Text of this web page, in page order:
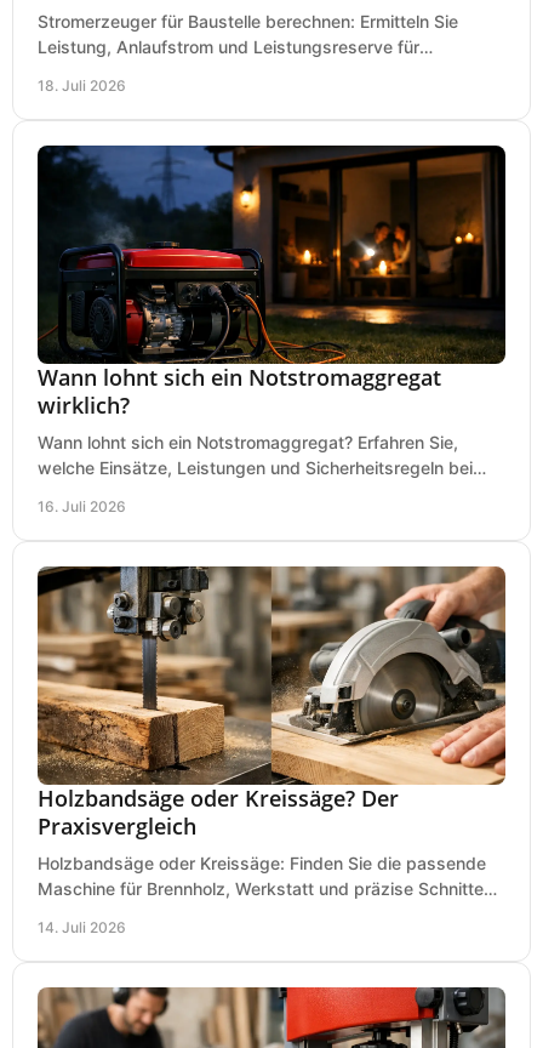
Stromerzeuger für Baustelle berechnen: Ermitteln Sie
Leistung, Anlaufstrom und Leistungsreserve für
18. Juli 2026
Wann lohnt sich ein Notstromaggregat
wirklich?
Wann lohnt sich ein Notstromaggregat? Erfahren Sie,
welche Einsätze, Leistungen und Sicherheitsregeln bei
16. Juli 2026
Holzbandsäge oder Kreissäge? Der
Praxisvergleich
Holzbandsäge oder Kreissäge: Finden Sie die passende
Maschine für Brennholz, Werkstatt und präzise Schnitte
14. Juli 2026